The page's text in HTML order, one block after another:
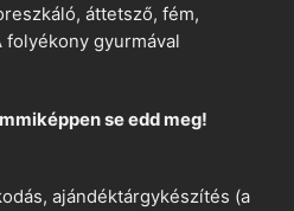
áttetsző, fém,
gyurmával
se edd meg!
ajándéktárgykészítés (a